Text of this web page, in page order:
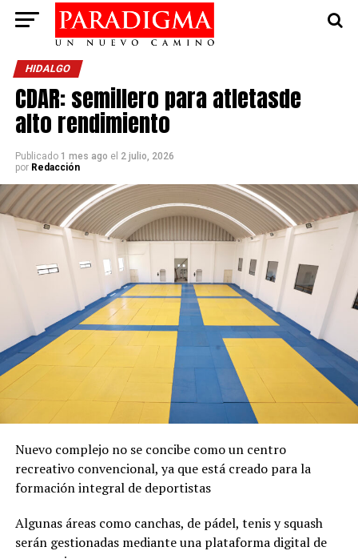
HIDALGO
CDAR: semillero para atletasde
alto rendimiento
Publicado 1 mes ago el 2 julio, 2026
por Redacción
Nuevo complejo no se concibe como un centro
recreativo convencional, ya que está creado para la
formación integral de deportistas
Algunas áreas como canchas, de pádel, tenis y squash
serán gestionadas mediante una plataforma digital de